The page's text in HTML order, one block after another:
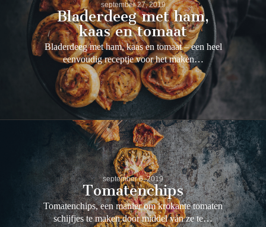
september 27, 2019
Bladerdeeg met ham,
kaas en tomaat
Bladerdeeg met ham, kaas en tomaat – een heel
eenvoudig receptje voor het maken…
september 6, 2019
Tomatenchips
Tomatenchips, een manier om krokante tomaten
schijfjes te maken door middel van ze te…